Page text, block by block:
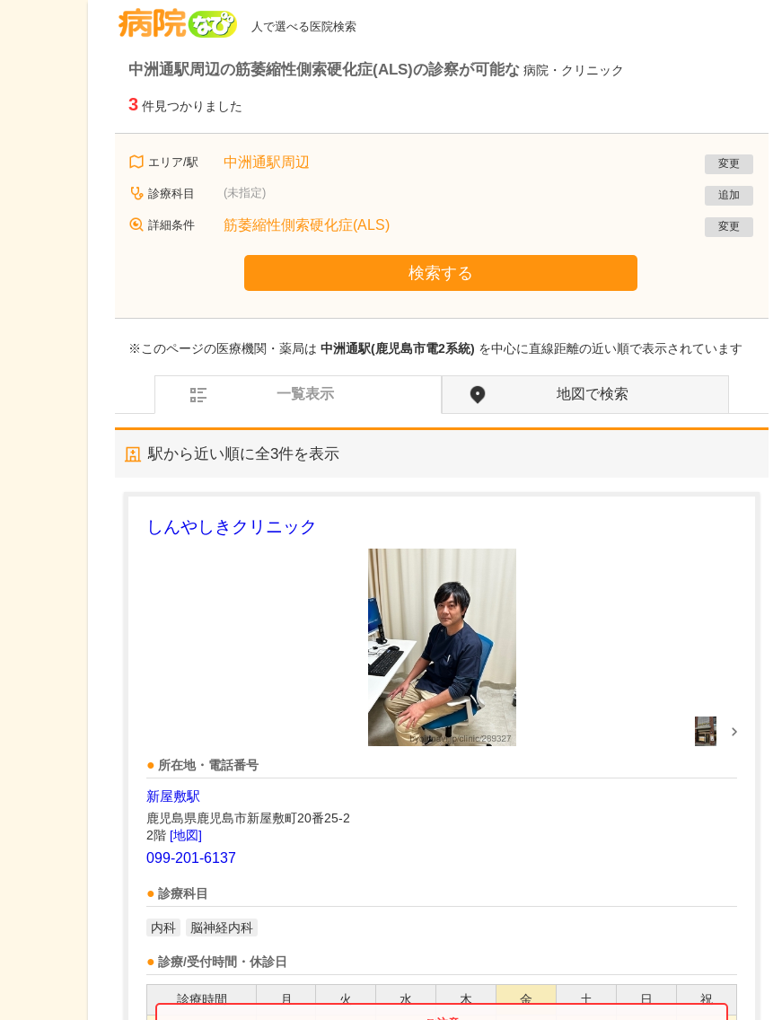
人で選べる医院検索
中洲通駅周辺の筋萎縮性側索硬化症(ALS)の診察が可能な 病院・クリニック
3 件見つかりました
エリア/駅 中洲通駅周辺 変更
診療科目 (未指定) 追加
詳細条件 筋萎縮性側索硬化症(ALS) 変更
検索する
※このページの医療機関・薬局は 中洲通駅(鹿児島市電2系統) を中心に直線距離の近い順で表示されています
一覧表示 地図で検索
駅から近い順に全3件を表示
しんやしきクリニック
所在地・電話番号
新屋敷駅
鹿児島県鹿児島市新屋敷町20番25-2
2階 [地図]
099-201-6137
診療科目
内科 脳神経内科
診療/受付時間・休診日
診療時間 月 火 水 木 金 土 日 祝
東京都板橋区
新高島平サカモト眼科
貴院では検査の質にもこだわっていらっしゃい
患者さんに質の高い医療